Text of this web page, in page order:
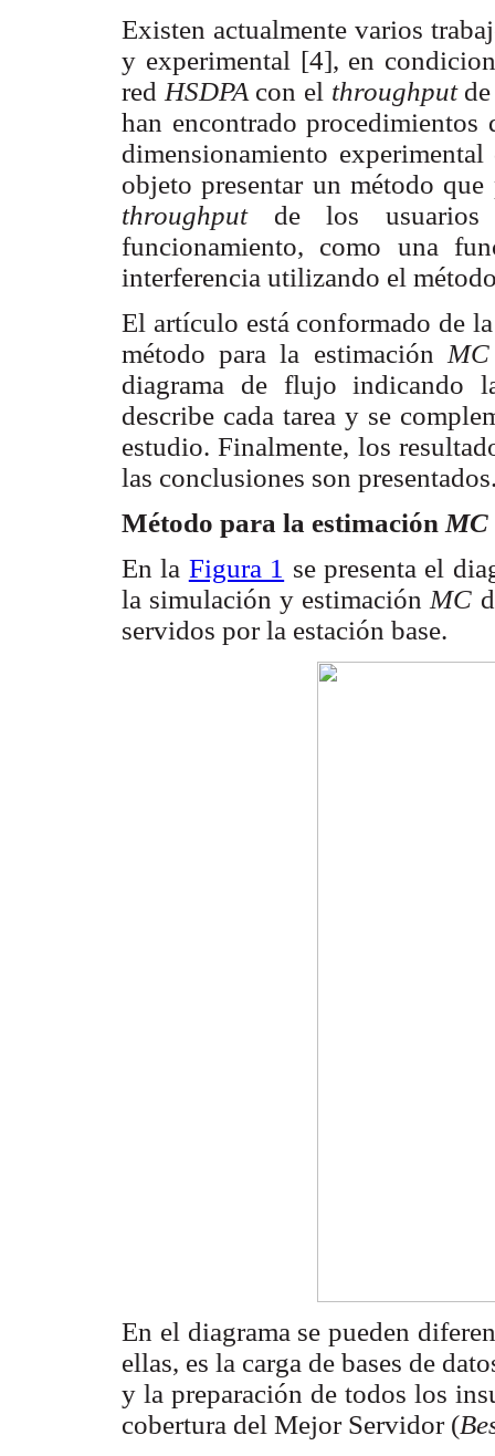
Existen actualmente varios
y experimental [4], en
red HSDPA con el throughput
han encontrado
dimensionamiento
objeto presentar un método
throughput de los
funcionamiento, como una
interferencia utilizando el
El artículo está conformado de
método para la estimación
diagrama de flujo indicando
describe cada tarea y se
estudio. Finalmente, los
las conclusiones son
Método para la estimación MC
En la Figura 1 se presenta el
la simulación y estimaciónMC
servidos por la estación base.
En el diagrama se pueden
ellas, es la carga de bases de
y la preparación de todos los
cobertura del Mejor Servidor (